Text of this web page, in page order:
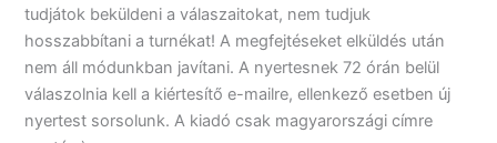
tudjátok beküldeni a válaszaitokat, nem tudjuk
hosszabbítani a turnékat! A megfejtéseket elküldés után
nem áll módunkban javítani. A nyertesnek 72 órán belül
válaszolnia kell a kiértesítő e-mailre, ellenkező esetben új
nyertest sorsolunk. A kiadó csak magyarországi címre